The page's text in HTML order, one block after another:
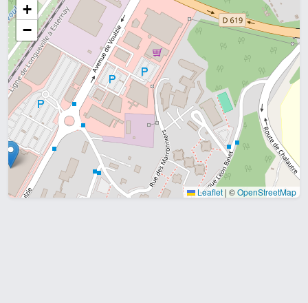
+
−
Leaflet | ©OpenStreetMap